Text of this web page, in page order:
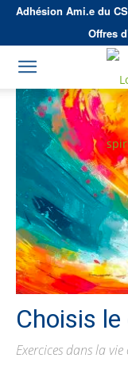
Adhésion Ami.e du
Offres
Choisis le
Exercices dans la vie